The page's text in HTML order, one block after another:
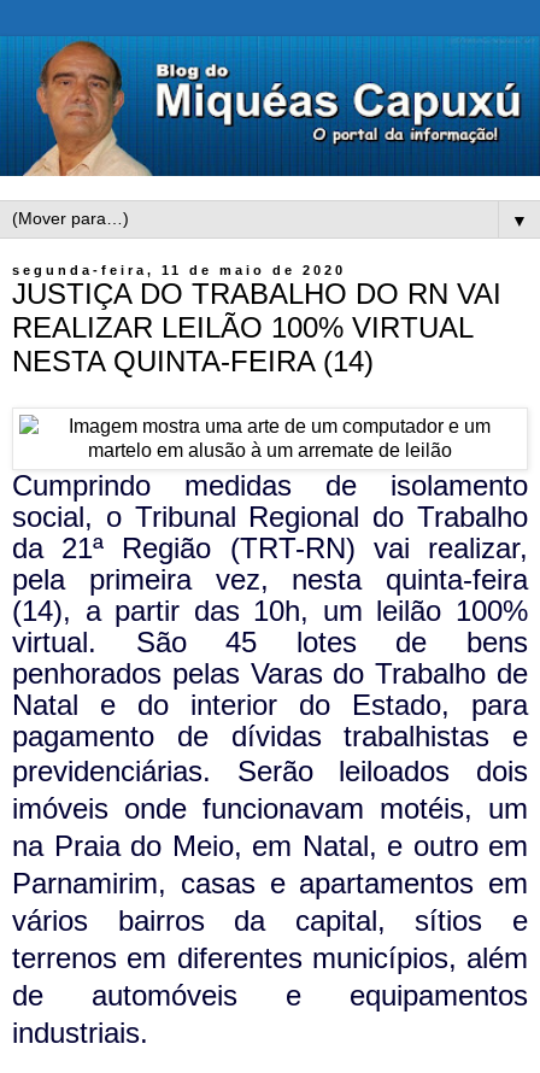
▼
segunda-feira, 11 de maio de 2020
JUSTIÇA DO TRABALHO DO RN VAI
REALIZAR LEILÃO 100% VIRTUAL
NESTA QUINTA-FEIRA (14)
Cumprindo medidas de isolamento
social, o Tribunal Regional do Trabalho
da 21ª Região (TRT-RN) vai realizar,
pela primeira vez, nesta quinta-feira
(14), a partir das 10h, um leilão 100%
virtual. São 45 lotes de bens
penhorados pelas Varas do Trabalho de
Natal e do interior do Estado, para
pagamento de dívidas trabalhistas e
previdenciárias. Serão leiloados dois
imóveis onde funcionavam motéis, um
na Praia do Meio, em Natal, e outro em
Parnamirim, casas e apartamentos em
vários bairros da capital, sítios e
terrenos em diferentes municípios, além
de automóveis e equipamentos
industriais.